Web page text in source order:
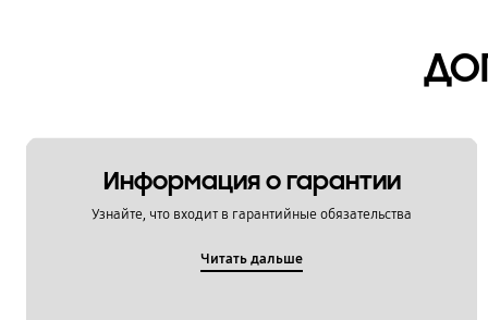
Приложения
Информация о гарантии
Узнайте, что входит в гарантийные обязательства
Читать дальше